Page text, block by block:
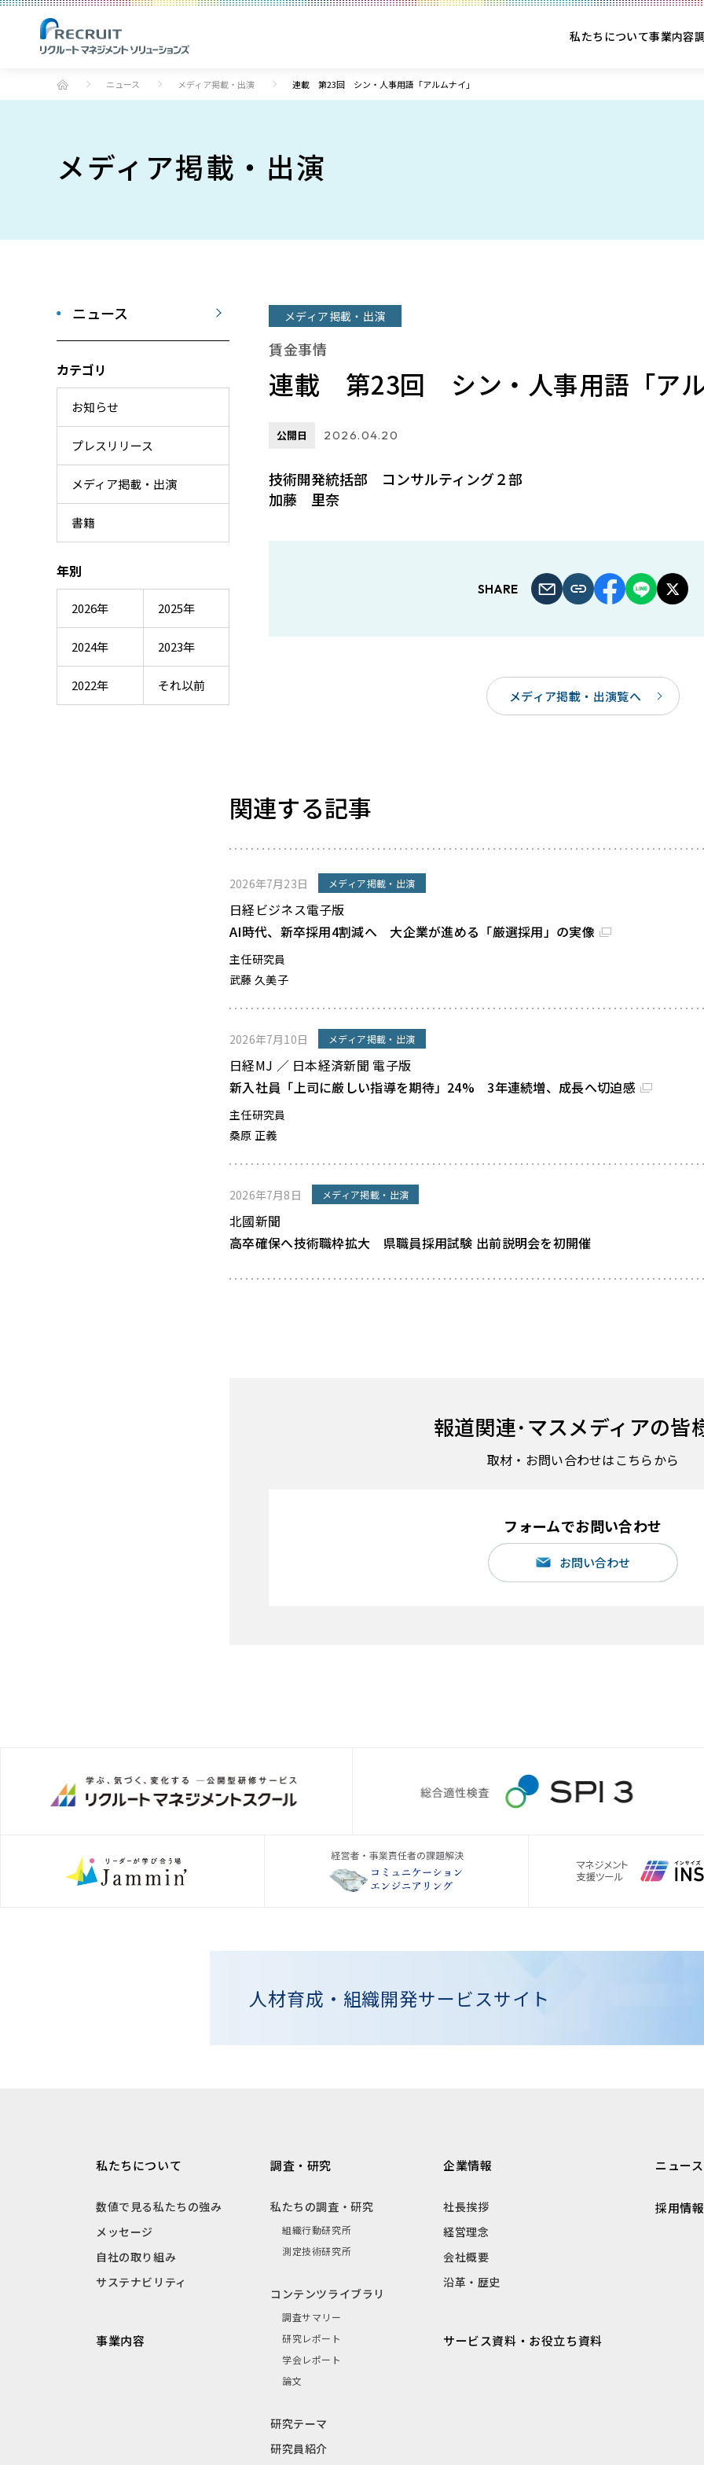
私たちについて事業内容
ニュース メディア掲載・出演 連載 第23回 シン・人事用語「アルムナイ」
メディア掲載・出演
ニュース
カテゴリ
お知らせ
プレスリリース
メディア掲載・出演
書籍
年別
2026年 2025年
2024年 2023年
2022年 それ以前
メディア掲載・出演
賃金事情
連載 第23回 シン・人事用語「ア
公開日 2026.04.20
技術開発統括部 コンサルティング２部
加藤 里奈
SHARE
メディア掲載・出演覧へ
関連する記事
2026年7月23日 メディア掲載・出演
日経ビジネス電子版
AI時代、新卒採用4割減へ 大企業が進める「厳選採用」の実像
主任研究員
武藤 久美子
2026年7月10日 メディア掲載・出演
日経MJ ／ 日本経済新聞 電子版
新入社員「上司に厳しい指導を期待」24% 3年連続増、成長へ切迫感
主任研究員
桑原 正義
2026年7月8日 メディア掲載・出演
北國新聞
高卒確保へ技術職枠拡大 県職員採用試験 出前説明会を初開催
報道関連･マスメディアの皆
取材・お問い合わせはこちらから
フォームでお問い合わせ
お問い合わせ
人材育成・組織開発サービスサイト
私たちについて
数値で見る私たちの強み
メッセージ
自社の取り組み
サステナビリティ
事業内容
調査・研究
私たちの調査・研究
組織行動研究所
測定技術研究所
コンテンツライブラリ
調査サマリー
研究レポート
学会レポート
論文
研究テーマ
研究員紹介
企業情報
社長挨拶
経営理念
会社概要
沿革・歴史
サービス資料・お役立ち資料
ニュース
採用情報